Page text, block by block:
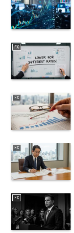
FX
FX
FX
FX